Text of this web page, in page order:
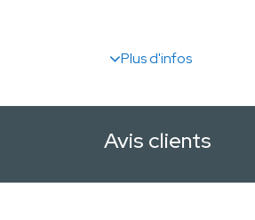
Plus d'infos
Avis clients